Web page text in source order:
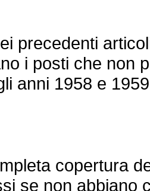
precedenti
i posti che non
anni 1958 e
copertura
se non abbiano